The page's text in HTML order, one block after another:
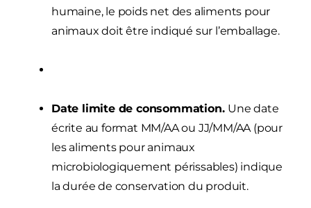
humaine, le poids net des aliments pour
animaux doit être indiqué sur l’emballage.
Date limite de consommation. Une date
écrite au format MM/AA ou JJ/MM/AA (pour
les aliments pour animaux
microbiologiquement périssables) indique
la durée de conservation du produit.